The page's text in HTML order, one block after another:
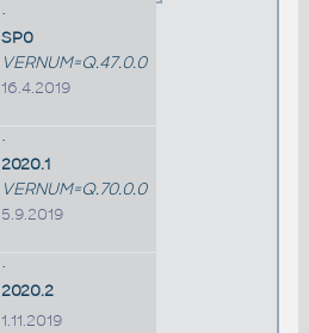
•
SP0
VERNUM=Q.47.0.0
16.4.2019
•
2020.1
VERNUM=Q.70.0.0
5.9.2019
•
2020.2
1.11.2019